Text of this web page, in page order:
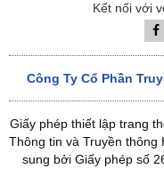
Kết nối với
Công Ty Cổ Phần
Giấy phép thiết lập trang
Thông tin và Truyền thông
sung bởi Giấy phép số